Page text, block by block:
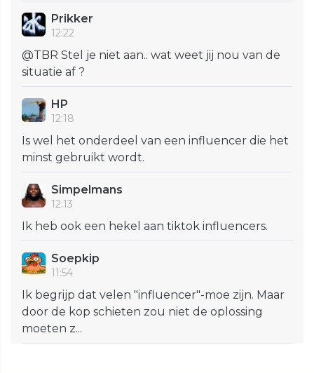
Prikker
12:22
@TBR Stel je niet aan.. wat weet jij nou van de
situatie af ?
HP
12:18
Is wel het onderdeel van een influencer die het
minst gebruikt wordt.
Simpelmans
12:13
Ik heb ook een hekel aan tiktok influencers.
Soepkip
11:54
Ik begrijp dat velen "influencer"-moe zijn. Maar
door de kop schieten zou niet de oplossing
moeten z...